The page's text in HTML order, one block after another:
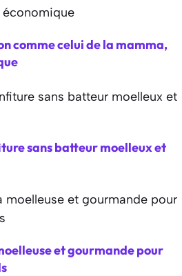
comme celui de la mamma,
sans batteur moelleux et
et gourmande pour